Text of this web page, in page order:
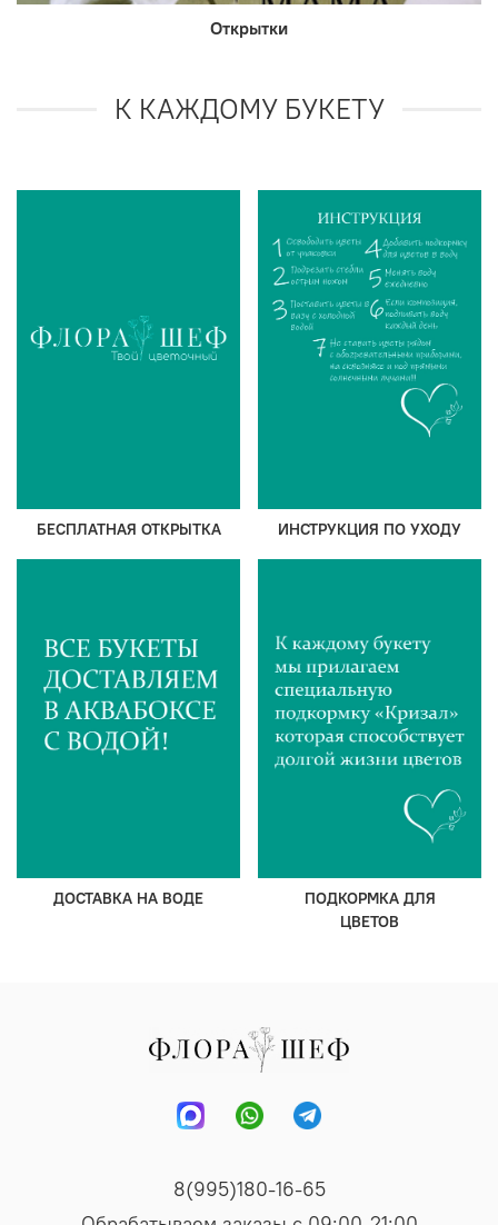
Открытки
К КАЖДОМУ БУКЕТУ
БЕСПЛАТНАЯ ОТКРЫТКА ИНСТРУКЦИЯ ПО УХОДУ
ДОСТАВКА НА ВОДЕ
ПОДКОРМКА ДЛЯ
ЦВЕТОВ
8(995)180-16-65